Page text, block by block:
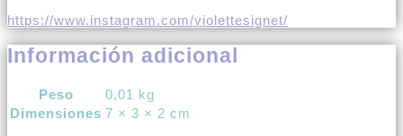
https://www.instagram.com/violettesignet/
Información adicional
Peso
0,01 kg
Dimensiones 7 × 3 × 2 cm